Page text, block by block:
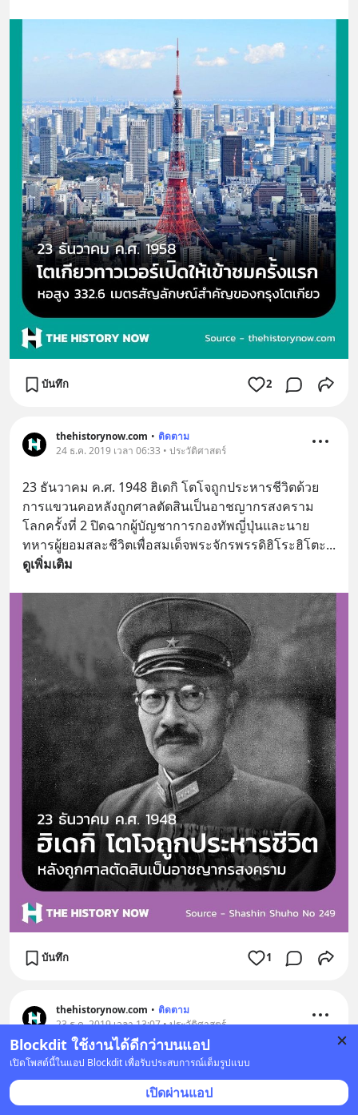
Blockdit ใช้งานได้ดีกว่าบนแอป
เปิดโพสต์นี้ในแอป Blockdit เพื่อรับประสบการณ์เต็มรูปแบบ
เปิดผ่านแอป
บันทึก 2
thehistorynow.com • ติดตาม
24 ธ.ค. 2019 เวลา 06:33 • ประวัติศาสตร์
23 ธันวาคม ค.ศ. 1948 ฮิเดกิ โตโจถูกประหารชีวิตด้วย
การแขวนคอหลังถูกศาลตัดสินเป็นอาชญากรสงคราม
โลกครั้งที่ 2 ปิดฉากผู้บัญชาการกองทัพญี่ปุ่นและนาย
ทหารผู้ยอมสละชีวิตเพื่อสมเด็จพระจักรพรรดิฮิโระฮิโตะ
ดูเพิ่มเติม
บันทึก 1
thehistorynow.com • ติดตาม
23 ธ.ค. 2019 เวลา 13:07 • ประวัติศาสตร์
เมื่อ 116 ปีก่อนมนุษยชาติประสบความสำเร็จในนำเครื่อง
บินขึ้นสู่ท้องฟ้าเป็นครั้งแรกนับเป็นจุดเปลี่ยนครั้งสำคัญ
ของหน้าประวัติศาสตร์ของมนุษย์ เครื่องบินได้นำความ